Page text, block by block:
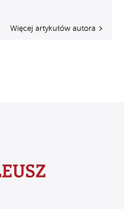
Więcej artykułów autora